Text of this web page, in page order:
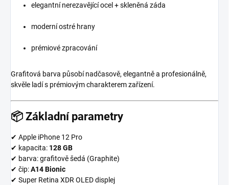
elegantní nerezavějící ocel + skleněná záda
moderní ostré hrany
prémiové zpracování
Grafitová barva působí nadčasově, elegantně a profesionálně,
skvěle ladí s prémiovým charakterem zařízení.
📦 Základní parametry
✔ Apple iPhone 12 Pro
✔ kapacita: 128 GB
✔ barva: grafitově šedá (Graphite)
✔ čip:A14 Bionic
✔ Super Retina XDR OLED displej